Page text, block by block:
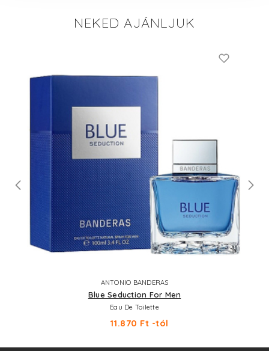
NEKED AJÁNLJUK
ANTONIO BANDERAS
Blue Seduction For Men
Eau De Toilette
11.870 Ft -tól